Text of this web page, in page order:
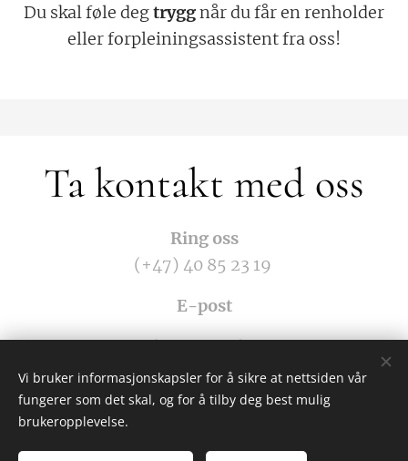
Du skal føle degtryggnår du får en renholder
eller forpleiningsassistent fra oss!
Ta kontakt med oss
Ring oss
(+47) 40 85 23 19
E-post
post@livsgnist-drift.com
Vi er tilgjengelig mandag til fredag fra kl. 08:00 til
Vi bruker informasjonskapsler for å sikre at nettsiden vår
fungerer som det skal, og for å tilby deg best mulig
brukeropplevelse.